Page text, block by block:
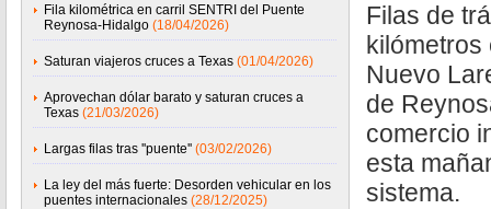
Fila kilométrica en carril SENTRI del Puente
Reynosa-Hidalgo (18/04/2026)
Saturan viajeros cruces a Texas (01/04/2026)
Aprovechan dólar barato y saturan cruces a
Texas (21/03/2026)
Largas filas tras ''puente'' (03/02/2026)
La ley del más fuerte: Desorden vehicular en los
puentes internacionales (28/12/2025)
Filas de
kilómetros
Nuevo
de
comercio
esta
sistema.